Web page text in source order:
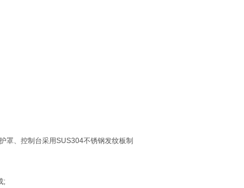
罩、控制台采用SUS304不锈钢发纹板制
;